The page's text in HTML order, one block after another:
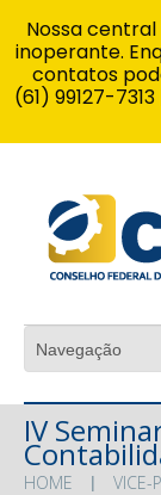
IV
HOME
VICE-
Nossa
inoperante.
contatos
(61) 99127-